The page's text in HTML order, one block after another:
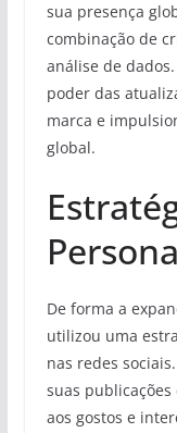
sua presença
combinação de
análise de
poder das
marca e
global.
De forma a
utilizou uma
nas redes
suas
aos gostos e